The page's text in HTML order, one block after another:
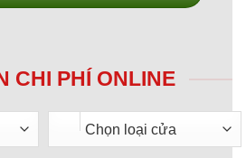
CHI PHÍ ONLINE